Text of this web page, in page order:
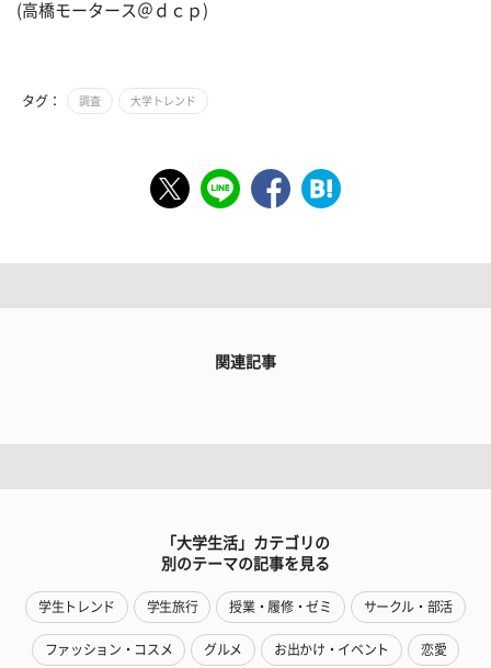
(高橋モータース＠ｄｃｐ)
タグ： 調査 大学トレンド
関連記事
「大学生活」カテゴリの
別のテーマの記事を見る
学生トレンド 学生旅行 授業・履修・ゼミ サークル・部活
ファッション・コスメ グルメ お出かけ・イベント 恋愛